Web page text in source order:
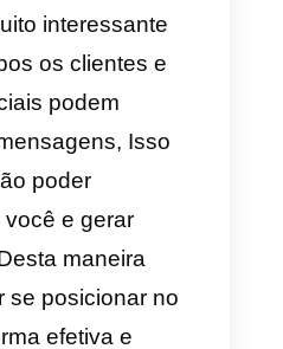
de
com os
sem que
movimente um
assim como você
que o Telegram
muitas